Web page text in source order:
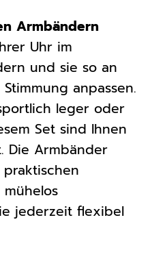
Armbändern
Uhr im
und sie so an
anpassen.
leger oder
Set sind Ihnen
Die Armbänder
mühelos
jederzeit flexibel